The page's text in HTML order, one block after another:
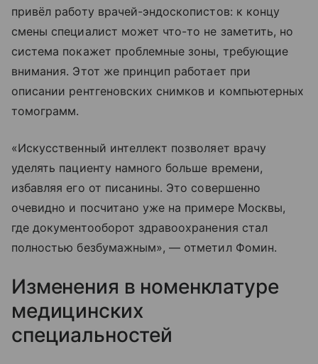
привёл работу врачей-эндоскопистов: к концу
смены специалист может что-то не заметить, но
система покажет проблемные зоны, требующие
внимания. Этот же принцип работает при
описании рентгеновских снимков и компьютерных
томограмм.
«Искусственный интеллект позволяет врачу
уделять пациенту намного больше времени,
избавляя его от писанины. Это совершенно
очевидно и посчитано уже на примере Москвы,
где документооборот здравоохранения стал
полностью безбумажным», — отметил Фомин.
Изменения в номенклатуре
медицинских
специальностей